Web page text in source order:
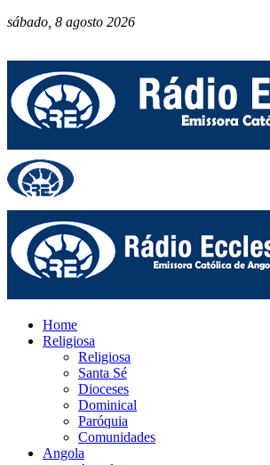
sábado, 8 agosto 2026
Home
Religiosa
Religiosa
Santa Sé
Dioceses
Dominical
Paróquia
Comunidades
Angola